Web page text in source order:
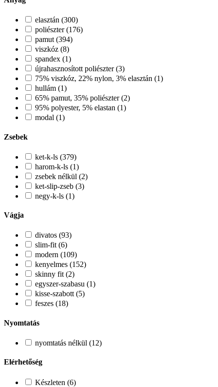
elasztán (300)
poliészter (176)
pamut (394)
viszkóz (8)
spandex (1)
újrahasznosított poliészter (3)
75% viszkóz, 22% nylon, 3% elasztán (1)
hullám (1)
65% pamut, 35% poliészter (2)
95% polyester, 5% elastan (1)
modal (1)
Zsebek
ket-k-ls (379)
harom-k-ls (1)
zsebek nélkül (2)
ket-slip-zseb (3)
negy-k-ls (1)
Vágja
divatos (93)
slim-fit (6)
modern (109)
kenyelmes (152)
skinny fit (2)
egyszer-szabasu (1)
kisse-szabott (5)
feszes (18)
Nyomtatás
nyomtatás nélkül (12)
Elérhetőség
Készleten (6)